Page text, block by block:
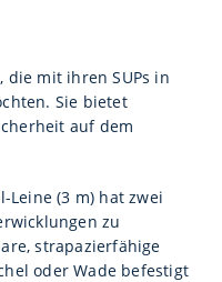
die mit ihren SUPs in
Sie bietet
auf dem
Leine (3 m) hat zwei
zu
strapazierfähige
oder Wade befestigt